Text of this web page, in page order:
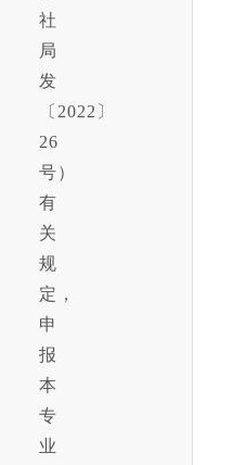
社
局
发
〔2022〕
26
号）
有
关
规
定，
申
报
本
专
业